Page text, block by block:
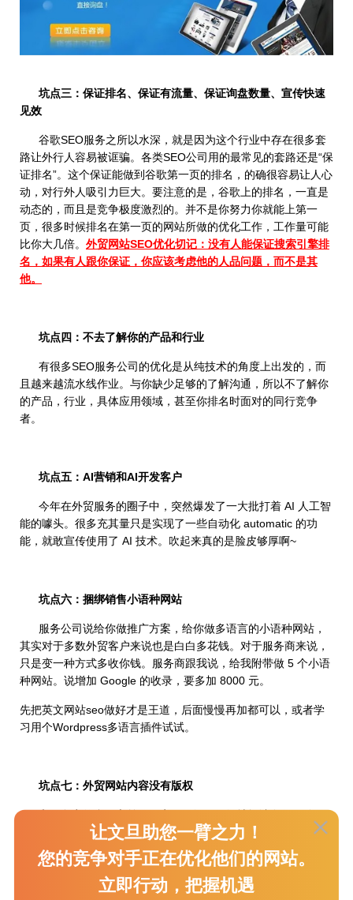
坑点三：保证排名、保证有流量、保证询盘数量、宣传快速
见效
谷歌SEO服务之所以水深，就是因为这个行业中存在很多套
路让外行人容易被诓骗。各类SEO公司用的最常见的套路还是“保
证排名”。这个保证能做到谷歌第一页的排名，的确很容易让人心
动，对行外人吸引力巨大。要注意的是，谷歌上的排名，一直是
动态的，而且是竞争极度激烈的。并不是你努力你就能上第一
页，很多时候排名在第一页的网站所做的优化工作，工作量可能
比你大几倍。 外贸网站SEO优化切记：没有人能保证搜索引擎排
名，如果有人跟你保证，你应该考虑他的人品问题，而不是其
他。
坑点四：不去了解你的产品和行业
有很多SEO服务公司的优化是从纯技术的角度上出发的，而
且越来越流水线作业。与你缺少足够的了解沟通，所以不了解你
的产品，行业，具体应用领域，甚至你排名时面对的同行竞争
者。
坑点五：AI营销和AI开发客户
今年在外贸服务的圈子中，突然爆发了一大批打着 AI 人工智
能的噱头。很多充其量只是实现了一些自动化 automatic 的功
能，就敢宣传使用了 AI 技术。吹起来真的是脸皮够厚啊~
坑点六：捆绑销售小语种网站
服务公司说给你做推广方案，给你做多语言的小语种网站，
其实对于多数外贸客户来说也是白白多花钱。对于服务商来说，
只是变一种方式多收你钱。服务商跟我说，给我附带做 5 个小语
种网站。说增加 Google 的收录，要多加 8000 元。
先把英文网站seo做好才是王道，后面慢慢再加都可以，或者学
习用个Wordpress多语言插件试试。
坑点七：外贸网站内容没有版权
和服务商签合同之前，一定要仔细再仔细地阅读条款，确保
自己拥有网站和SEO内容的版权，而不是服务商。这一点，就跟
建好网站只给你后台登录账号密码，却不给你 FTP 账号的坑是
类似的。你只能去用，但是不给你下载整站的源码文件，你不能
做程序上的获取和修改。那么牵制着你，只能年年在建站公司那
让文旦助您一臂之力！
您的竞争对手正在优化他们的网站。
立即行动，把握机遇